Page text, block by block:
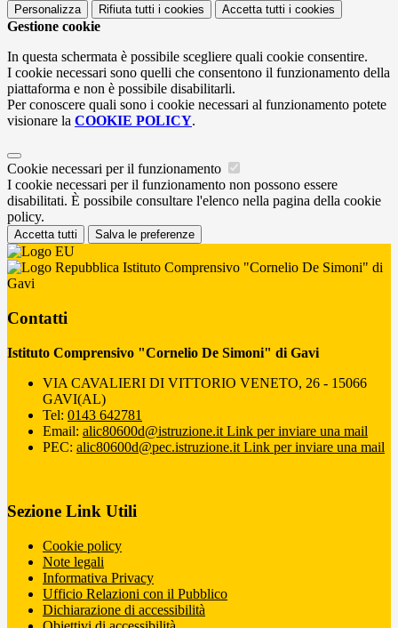
Personalizza Rifiuta tutti i cookies Accetta tutti i cookies
Gestione cookie
In questa schermata è possibile scegliere quali cookie consentire.
I cookie necessari sono quelli che consentono il funzionamento della
piattaforma e non è possibile disabilitarli.
Per conoscere quali sono i cookie necessari al funzionamento potete
visionare la COOKIE POLICY.
Cookie necessari per il funzionamento
I cookie necessari per il funzionamento non possono essere
disabilitati. È possibile consultare l'elenco nella pagina della cookie
policy.
Accetta tutti Salva le preferenze
Istituto Comprensivo "Cornelio De Simoni" di
Gavi
Contatti
Istituto Comprensivo "Cornelio De Simoni" di Gavi
VIA CAVALIERI DI VITTORIO VENETO, 26 - 15066
GAVI(AL)
Tel: 0143 642781
Email: alic80600d@istruzione.it Link per inviare una mail
PEC: alic80600d@pec.istruzione.it Link per inviare una mail
Sezione Link Utili
Cookie policy
Note legali
Informativa Privacy
Ufficio Relazioni con il Pubblico
Dichiarazione di accessibilità